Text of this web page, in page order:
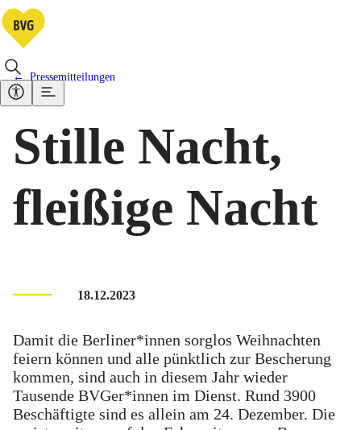
Pressemitteilungen
Stille Nacht,
fleißige Nacht
18.12.2023
Damit die Berliner*innen sorglos Weihnachten
feiern können und alle pünktlich zur Bescherung
kommen, sind auch in diesem Jahr wieder
Tausende BVGer*innen im Dienst. Rund 3900
Beschäftigte sind es allein am 24. Dezember. Die